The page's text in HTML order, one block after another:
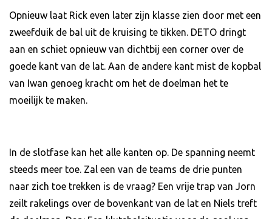
Opnieuw laat Rick even later zijn klasse zien door met een
zweefduik de bal uit de kruising te tikken. DETO dringt
aan en schiet opnieuw van dichtbij een corner over de
goede kant van de lat. Aan de andere kant mist de kopbal
van Iwan genoeg kracht om het de doelman het te
moeilijk te maken.
In de slotfase kan het alle kanten op. De spanning neemt
steeds meer toe. Zal een van de teams de drie punten
naar zich toe trekken is de vraag? Een vrije trap van Jorn
zeilt rakelings over de bovenkant van de lat en Niels treft